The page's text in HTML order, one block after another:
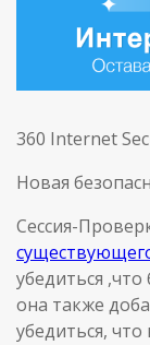
360 Internet
Новая
Сессия-
убедиться
она также
убедиться,